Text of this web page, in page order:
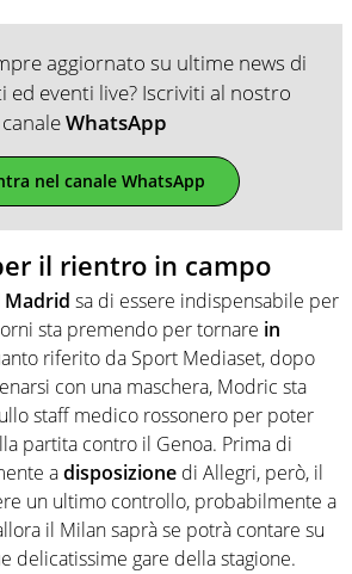
aggiornato su ultime news di
eventi live? Iscriviti al nostro
canaleWhatsApp
nel canale WhatsApp
il rientro in campo
Madrid sa di essere indispensabile per
sta premendo per tornare in
riferito da Sport Mediaset, dopo
con una maschera, Modric sta
staff medico rossonero per poter
partita contro il Genoa. Prima di
adisposizione di Allegri, però, il
un ultimo controllo, probabilmente a
il Milan saprà se potrà contare su
delicatissime gare della stagione.